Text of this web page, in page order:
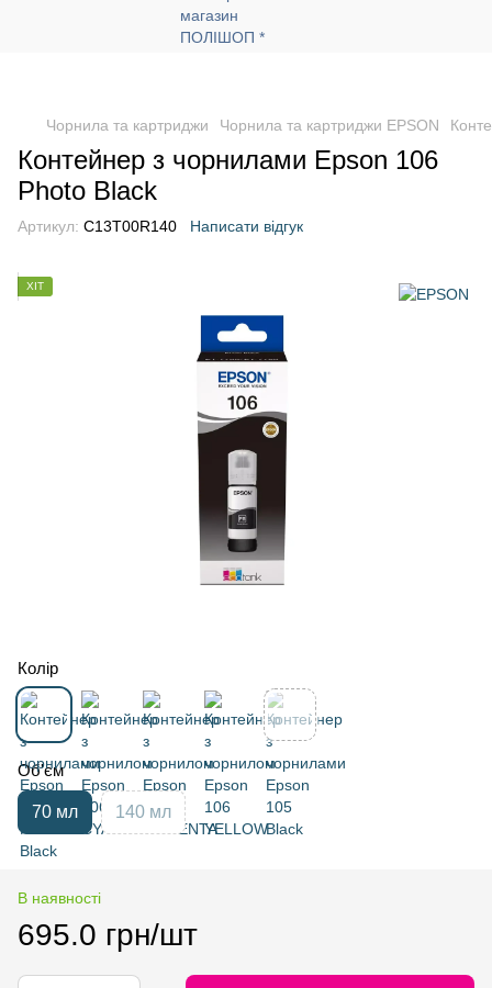
Чорнила та картриджи Чорнила та картриджи EPSON
Контейнер з чорнилами Epson 106
Photo Black
Артикул: C13T00R140 Написати відгук
ХІТ
Колір
Об'єм
70 мл 140 мл
В наявності
695.0 грн/шт